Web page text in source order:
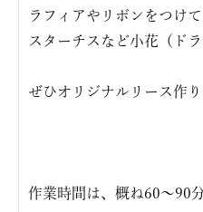
ラフィアやリボンをつけて
スターチスなど小花（ド
ぜひオリジナルリース作
作業時間は、概ね60〜90